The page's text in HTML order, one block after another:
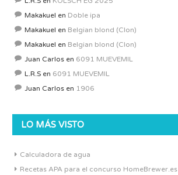
Makakuel en Doble ipa
Makakuel en Belgian blond (Clon)
Makakuel en Belgian blond (Clon)
Juan Carlos en 6091 MUEVEMIL
L.R.S en 6091 MUEVEMIL
Juan Carlos en 1906
LO MÁS VISTO
Calculadora de agua
Recetas APA para el concurso HomeBrewer.es